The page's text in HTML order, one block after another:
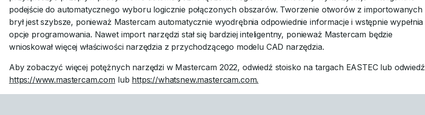
podejście do automatycznego wyboru logicznie połączonych obszarów. Tworzenie otworów z importowanych
brył jest szybsze, ponieważ Mastercam automatycznie wyodrębnia odpowiednie informacje i wstępnie wypełnia
opcje programowania. Nawet import narzędzi stał się bardziej inteligentny, ponieważ Mastercam będzie
wnioskował więcej właściwości narzędzia z przychodzącego modelu CAD narzędzia.
Aby zobaczyć więcej potężnych narzędzi w Mastercam 2022, odwiedź stoisko na targach EASTEC lub odwiedź
https://www.mastercam.com lub https://whatsnew.mastercam.com.